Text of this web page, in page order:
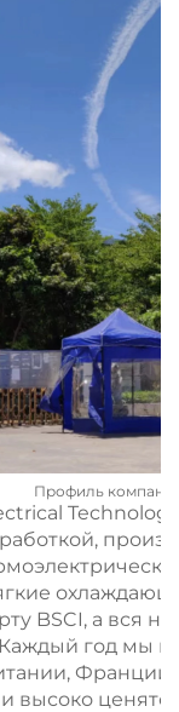
Профиль
BSCI, а вся
Каждый год